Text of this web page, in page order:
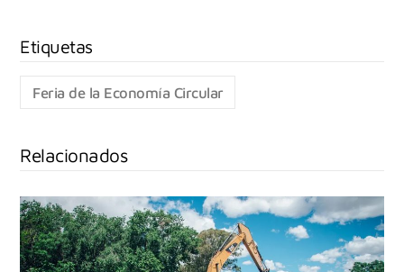
Feria de la Economía Circular
Relacionados